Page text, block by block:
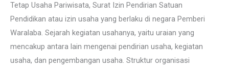
Tetap Usaha Pariwisata, Surat Izin Pendirian Satuan
Pendidikan atau izin usaha yang berlaku di negara Pemberi
Waralaba. Sejarah kegiatan usahanya, yaitu uraian yang
mencakup antara lain mengenai pendirian usaha, kegiatan
usaha, dan pengembangan usaha. Struktur organisasi